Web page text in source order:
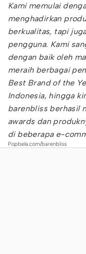
Kami memulai
menghadirkan
berkualitas, tapi
pengguna. Kami
dengan baik oleh
meraih berbagai
Best Brand of the
Indonesia, hingga
barenbliss berhasil
awards dan
di beberapa e-
Popbela.com/barenbliss